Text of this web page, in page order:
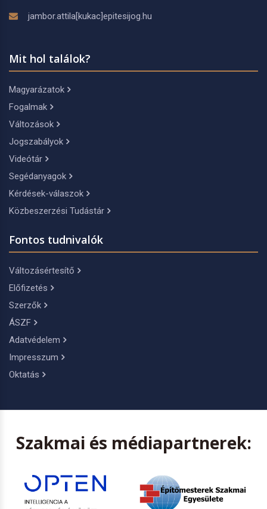
jambor.attila[kukac]epitesijog.hu
Mit hol találok?
Magyarázatok
Fogalmak
Változások
Jogszabályok
Videótár
Segédanyagok
Kérdések-válaszok
Közbeszerzési Tudástár
Fontos tudnivalók
Változásértesítő
Előfizetés
Szerzők
ÁSZF
Adatvédelem
Impresszum
Oktatás
Szakmai és médiapartnerek: